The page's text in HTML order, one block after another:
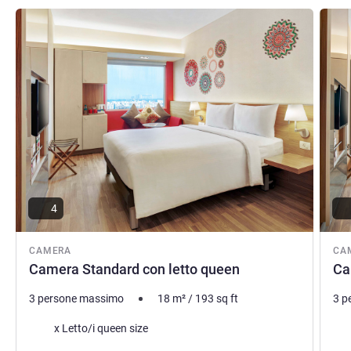
CAMERA
Camera Standard con letto queen
Visualizza dettagli
4
3 persone massimo 18 m²/ 193 sq ft
Biancheria da letto
x Letto/i queen size
3